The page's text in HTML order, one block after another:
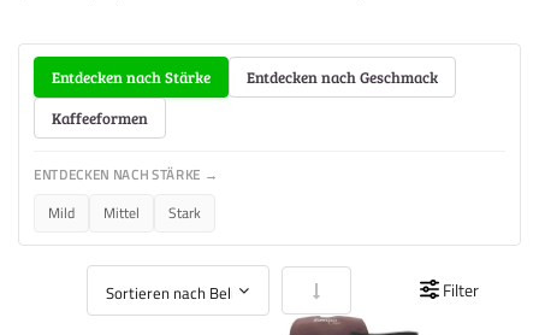
Entdecken nach Stärke
Entdecken nach Geschmack
Kaffeeformen
ENTDECKEN NACH STÄRKE →
Mild Mittel Stark
In aufsteigender Reihenfolge
Filter